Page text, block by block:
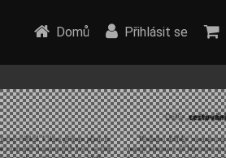
Domů Přihlásit se